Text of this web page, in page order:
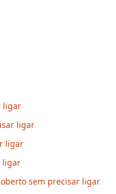
ligar
ligar
ligar
ligar
sem precisar ligar